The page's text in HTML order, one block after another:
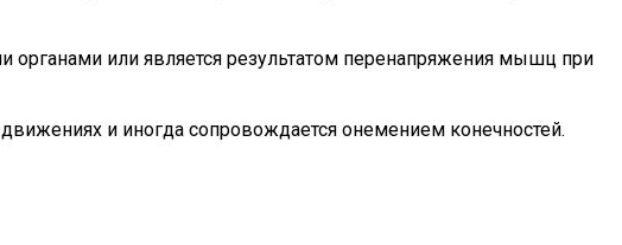
органами или является результатом перенапряжения мышц при
и иногда сопровождается онемением конечностей.